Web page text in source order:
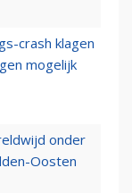
crash klagen
mogelijk
onder
Oosten